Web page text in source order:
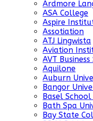
Ardmore
ASA College
Aspire
Assotiation
ATJ Lingwista
Aviation
AVT
Aquilone
Auburn
Bangor
Basel School
Bath Spa
Bay State